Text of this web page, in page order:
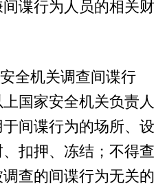
谍行为人员的相关财
全机关调查间谍行
国家安全机关负责人
间谍行为的场所、设
扣押、冻结；不得查
查的间谍行为无关的